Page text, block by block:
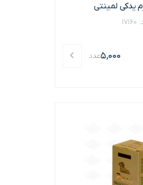
یدکی لمینتی
5,000عدد